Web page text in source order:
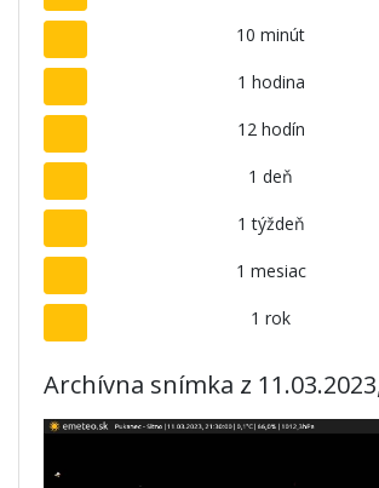
10 minút
1 hodina
12 hodín
1 deň
1 týždeň
1 mesiac
1 rok
Archívna snímka z